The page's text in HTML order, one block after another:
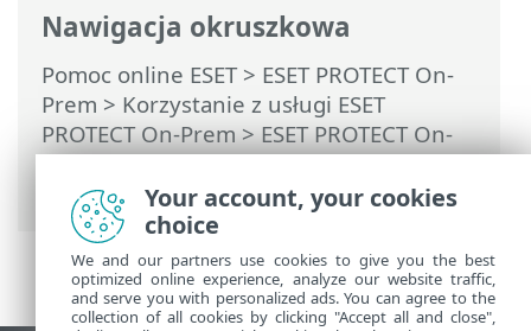
Nawigacja okruszkowa
Pomoc online ESET> ESET PROTECT On-
Prem > Korzystanie z usługi ESET
PROTECT On-Prem>ESET PROTECT On-
Prem Menu główne>Więcej>
Zarządzanie licencjami
Your account, your cookies
choice
We and our partners use cookies to give you the best
optimized online experience, analyze our website traffic,
and serve you with personalized ads. You can agree to the
collection of all cookies by clicking "Accept all and close",